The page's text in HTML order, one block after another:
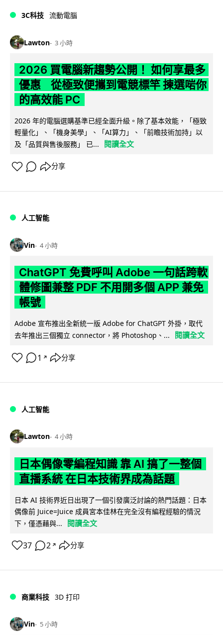
3C科技 流動電腦
Lawton 3 小時
2026 買電腦新趨勢公開！ 如何享最多
優惠 從極致便攜到電競標竿 揀選啱你
的高效能 PC
2026 年的電腦選購基準已經全面升級。除了基本效能，「極致
輕量化」、「機身美學」、「AI算力」、「前瞻技術加持」以
及「品質與售後服務」 已...
閱讀全文
分享
人工智能
Vin 4 小時
ChatGPT 免費呼叫 Adobe 一句話跨軟
體修圖兼整 PDF 不用開多個 APP 兼免
帳號
Adobe 宣布推出全新統一版 Adobe for ChatGPT 外掛，取代
去年推出三個獨立 connector，將 Photoshop、...
閱讀全文
1 ↗ 分享
人工智能
Lawton 4 小時
日本偶像零編程知識 靠 AI 搞了一整個
直播系統 在日本技術界成為話題
日本 AI 技術界近日出現了一個引發廣泛討論的熱門話題：日本
偶像前 Juice=Juice 成員宮本佳林在完全沒有編程經驗的情況
下，僅憑藉與...
閱讀全文
37 2 ↗ 分享
商業科技 3D 打印
Vin 5 小時